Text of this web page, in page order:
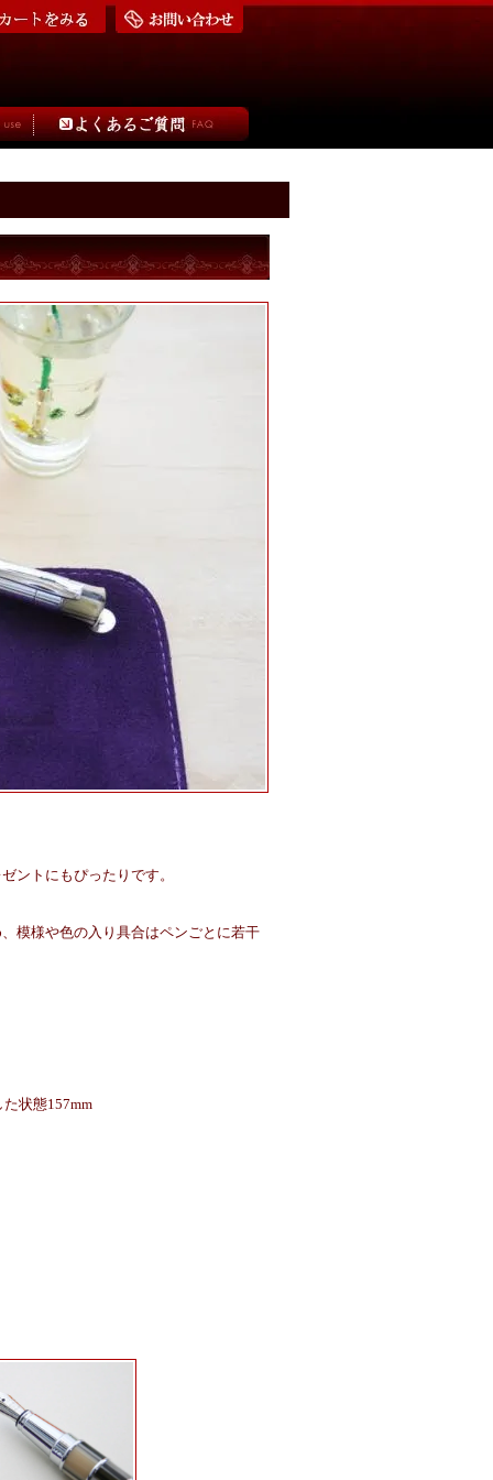
ントにもぴったりです。
模様や色の入り具合はペンごとに若干
状態157mm